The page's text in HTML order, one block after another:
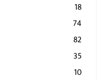
18
74
82
35
10